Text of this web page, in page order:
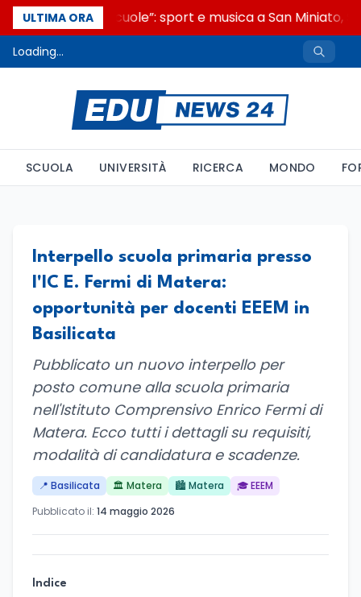
ULTIMA ORA
“Noi siamo le Scuole”: sport e musica a San Miniato,
Loading...
SCUOLA UNIVERSITÀ RICERCA MONDO
Interpello scuola primaria presso
l'IC E. Fermi di Matera:
opportunità per docenti EEEM in
Basilicata
Pubblicato un nuovo interpello per
posto comune alla scuola primaria
nell'Istituto Comprensivo Enrico Fermi di
Matera. Ecco tutti i dettagli su requisiti,
modalità di candidatura e scadenze.
📍 Basilicata 🏛️ Matera 🏙️ Matera
🎓 EEEM
Pubblicato il: 14 maggio 2026
Indice